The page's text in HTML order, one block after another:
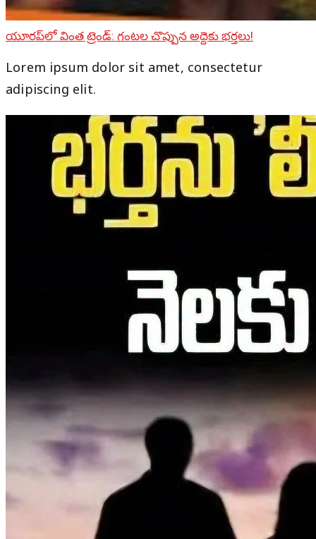
యూరప్‌లో వింత ట్రెండ్: గంటల చొప్పున అద్దెకు భర్తలు!
Lorem ipsum dolor sit amet, consectetur
adipiscing elit.